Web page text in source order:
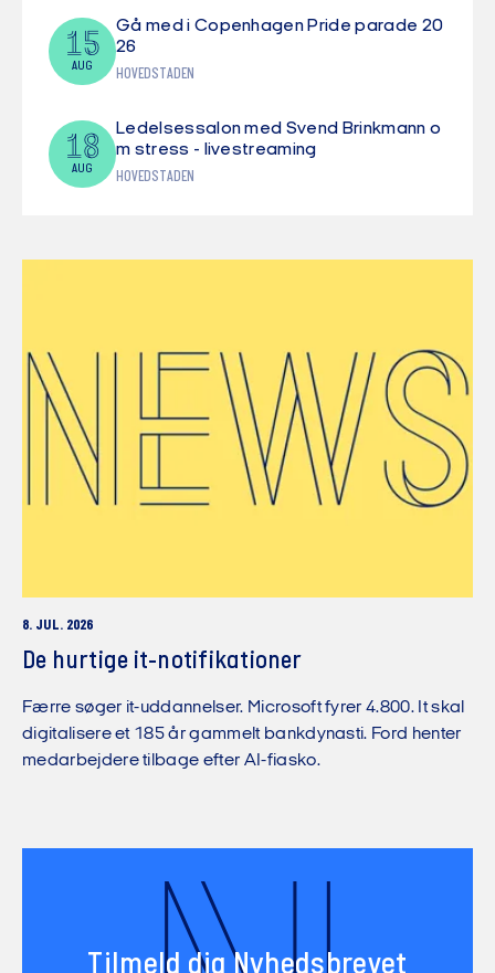
15
AUG
Gå med i Copenhagen Pride parade 20
26
HOVEDSTADEN
18
AUG
Ledelsessalon med Svend Brinkmann o
m stress - livestreaming
HOVEDSTADEN
8. JUL. 2026
De hurtige it-notifikationer
Færre søger it-uddannelser. Microsoft fyrer 4.800. It skal
digitalisere et 185 år gammelt bankdynasti. Ford henter
medarbejdere tilbage efter AI-fiasko.
Tilmeld dig Nyhedsbrevet